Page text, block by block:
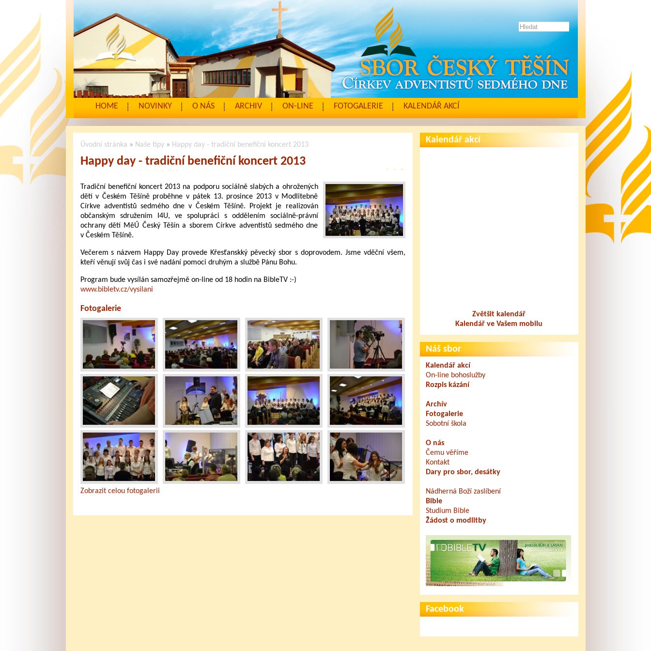
HOME NOVINKY O NÁS ARCHIV ON-LINE FOTOGALERIE KALENDÁŘ AKCÍ
Úvodní stránka » Naše tipy» Happy day - tradiční benefiční koncert 2013
Happy day - tradiční benefiční koncert 2013
Tradiční benefiční koncert 2013 na podporu sociálně slabých a ohrožených
dětí v Českém Těšíně proběhne v pátek 13. prosince 2013 v Modlitebně
Církve adventistů sedmého dne v Českém Těšíně. Projekt je realizován
občanským sdružením I4U, ve spolupráci s oddělením sociálně-právní
ochrany dětí MěÚ Český Těšín a sborem Církve adventistů sedmého dne
v Českém Těšíně.
Večerem s názvem Happy Day provede Křesťanskký pěvecký sbor s doprovodem. Jsme vděční všem,
kteří věnují svůj čas i své nadání pomoci druhým a službě Pánu Bohu.
Program bude vysílán samozřejmě on-line od 18 hodin na BibleTV :-)
www.bibletv.cz/vysilani
Fotogalerie
Zobrazit celou fotogalerii
Kalendář akcí
Zvětšit kalendář
Kalendář ve Vašem mobilu
Náš sbor
Kalendář akcí
On-line bohoslužby
Rozpis kázání
Archív
Fotogalerie
Sobotní škola
O nás
Čemu věříme
Kontakt
Dary pro sbor, desátky
Nádherná Boží zaslíbení
Bible
Studium Bible
Žádost o modlitby
Facebook